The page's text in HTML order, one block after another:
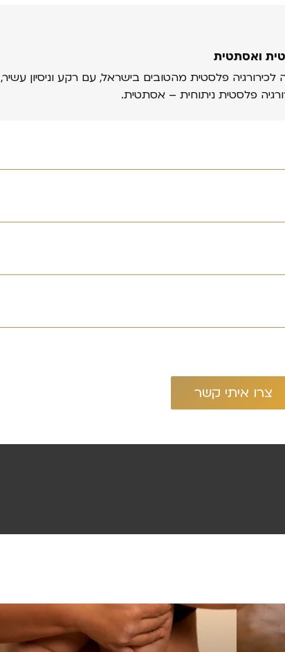
ואסתטית
לכירורגיה פלסטית מהטובים בישראל, עם רקע וניסיון עשיר,
פלסטית ניתוחית – אסתטית.